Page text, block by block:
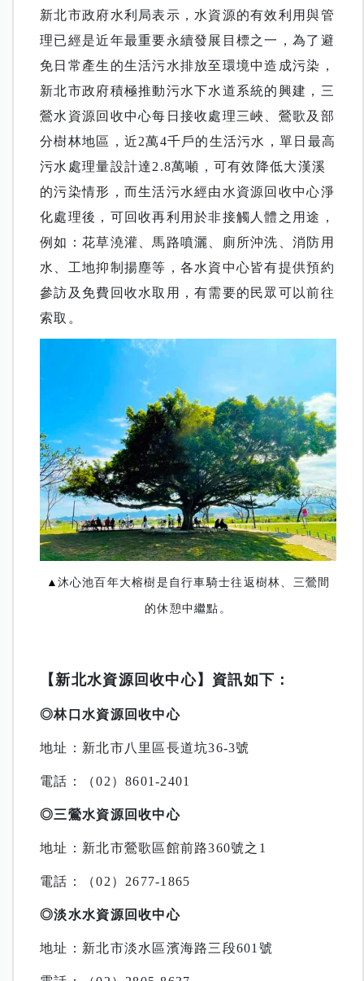
新北市政府水利局表示，水資源的有效利用與管
理已經是近年最重要永續發展目標之一，為了避
免日常產生的生活污水排放至環境中造成污染，
新北市政府積極推動污水下水道系統的興建，三
鶯水資源回收中心每日接收處理三峽、鶯歌及部
分樹林地區，近2萬4千戶的生活污水，單日最高
污水處理量設計達2.8萬噸，可有效降低大漢溪
的污染情形，而生活污水經由水資源回收中心淨
化處理後，可回收再利用於非接觸人體之用途，
例如：花草澆灌、馬路噴灑、廁所沖洗、消防用
水、工地抑制揚塵等，各水資中心皆有提供預約
參訪及免費回收水取用，有需要的民眾可以前往
索取。
▲ 沐心池百年大榕樹是自行車騎士往返樹林、三鶯間
的休憩中繼點。
【新北水資源回收中心】資訊如下：
◎林口水資源回收中心
地址：新北市八里區長道坑36-3號
電話：（02）8601-2401
◎三鶯水資源回收中心
地址：新北市鶯歌區館前路360號之1
電話：（02）2677-1865
◎淡水水資源回收中心
地址：新北市淡水區濱海路三段601號